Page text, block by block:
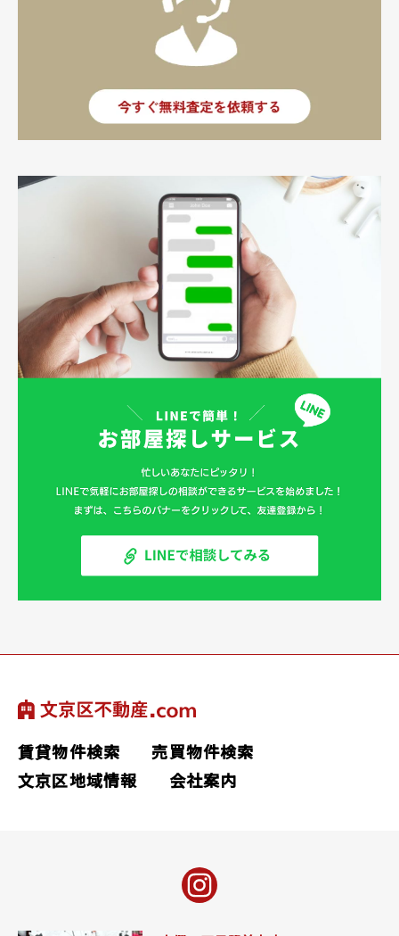
賃貸物件検索
売買物件検索
文京区地域情報
会社案内